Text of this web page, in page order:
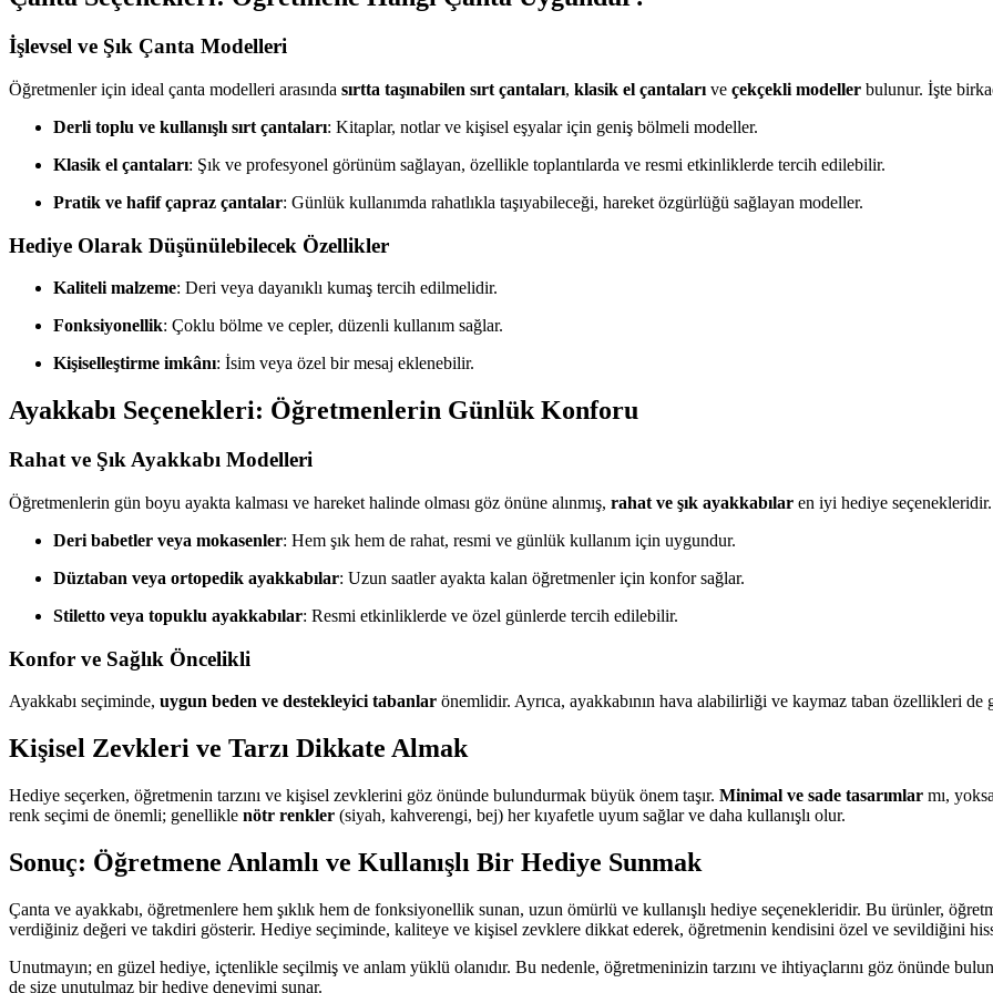
İşlevsel ve Şık Çanta Modelleri
Öğretmenler için ideal çanta modelleri arasında sırtta taşınabilen sırt çantaları, klasik el çantaları ve çekçekli modeller bulunur. İşte
Derli toplu ve kullanışlı sırt çantaları: Kitaplar, notlar ve kişisel eşyalar için geniş bölmeli modeller.
Klasik el çantaları: Şık ve profesyonel görünüm sağlayan, özellikle toplantılarda ve resmi etkinliklerde tercih edilebilir.
Pratik ve hafif çapraz çantalar: Günlük kullanımda rahatlıkla taşıyabileceği, hareket özgürlüğü sağlayan modeller.
Hediye Olarak Düşünülebilecek Özellikler
Kaliteli malzeme: Deri veya dayanıklı kumaş tercih edilmelidir.
Fonksiyonellik: Çoklu bölme ve cepler, düzenli kullanım sağlar.
Kişiselleştirme imkânı: İsim veya özel bir mesaj eklenebilir.
Ayakkabı Seçenekleri: Öğretmenlerin Günlük Konforu
Rahat ve Şık Ayakkabı Modelleri
Öğretmenlerin gün boyu ayakta kalması ve hareket halinde olması göz önüne alınmış, rahat ve şık ayakkabılar en iyi hediye
Deri babetler veya mokasenler: Hem şık hem de rahat, resmi ve günlük kullanım için uygundur.
Düztaban veya ortopedik ayakkabılar: Uzun saatler ayakta kalan öğretmenler için konfor sağlar.
Stiletto veya topuklu ayakkabılar: Resmi etkinliklerde ve özel günlerde tercih edilebilir.
Konfor ve Sağlık Öncelikli
Ayakkabı seçiminde, uygun beden ve destekleyici tabanlar önemlidir. Ayrıca, ayakkabının hava alabilirliği ve kaymaz taban özellikleri de
Kişisel Zevkleri ve Tarzı Dikkate Almak
Hediye seçerken, öğretmenin tarzını ve kişisel zevklerini göz önünde bulundurmak büyük önem taşır. Minimal ve sade tasarımlar mı,
renk seçimi de önemli; genellikle nötr renkler (siyah, kahverengi, bej) her kıyafetle uyum sağlar ve daha kullanışlı olur.
Sonuç: Öğretmene Anlamlı ve Kullanışlı Bir Hediye Sunmak
Çanta ve ayakkabı, öğretmenlere hem şıklık hem de fonksiyonellik sunan, uzun ömürlü ve kullanışlı hediye seçenekleridir. Bu ürünler,
verdiğiniz değeri ve takdiri gösterir. Hediye seçiminde, kaliteye ve kişisel zevklere dikkat ederek, öğretmenin kendisini özel ve sevildiğini
Unutmayın; en güzel hediye, içtenlikle seçilmiş ve anlam yüklü olanıdır. Bu nedenle, öğretmeninizin tarzını ve ihtiyaçlarını göz önünde
de size unutulmaz bir hediye deneyimi sunar.